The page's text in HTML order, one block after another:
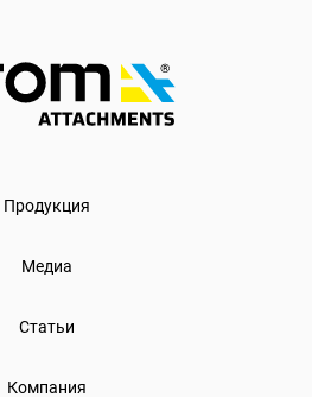
Продукция
Медиа
Статьи
Компания